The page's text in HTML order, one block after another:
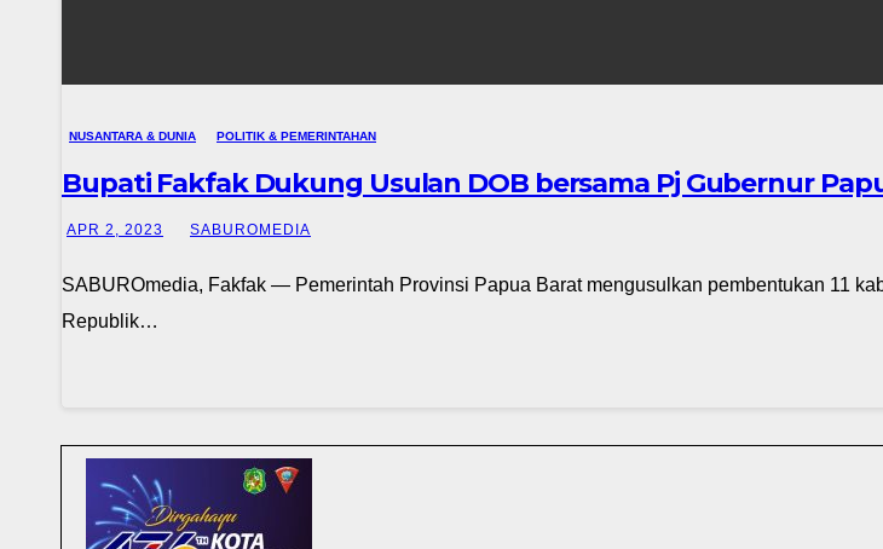
NUSANTARA & DUNIA POLITIK & PEMERINTAHAN
Bupati Fakfak Dukung Usulan DOB bersama Pj Gubernur
APR 2, 2023 SABUROMEDIA
SABUROmedia, Fakfak — Pemerintah Provinsi Papua Barat mengusulkan pembentukan 11
Republik…